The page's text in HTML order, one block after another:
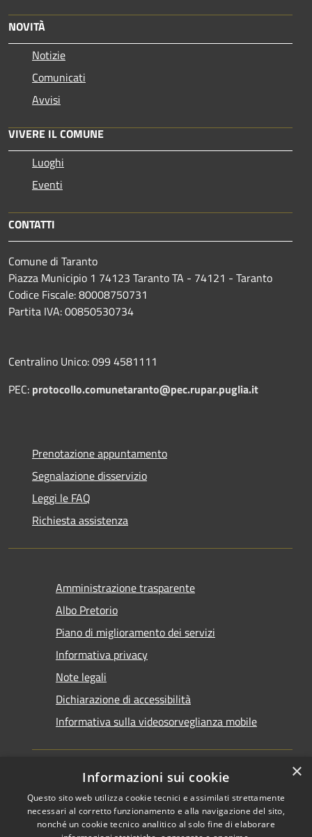
NOVITÀ
Notizie
Comunicati
Avvisi
VIVERE IL COMUNE
Luoghi
Eventi
CONTATTI
Comune di Taranto
Piazza Municipio 1 74123 Taranto TA - 74121 - Taranto
Codice Fiscale: 80008750731
Partita IVA: 00850530734
Centralino Unico: 099 4581111
PEC: protocollo.comunetaranto@pec.rupar.puglia.it
Prenotazione appuntamento
Segnalazione disservizio
Leggi le FAQ
Richiesta assistenza
Amministrazione trasparente
Albo Pretorio
Piano di miglioramento dei servizi
Informativa privacy
Note legali
Dichiarazione di accessibilità
Informativa sulla videosorveglianza mobile
RSS
Accessibilità
Copyright © 2026 • Comune di
Taranto • Powered by
×
Informazioni sui cookie
Questo sito web utilizza cookie tecnici e assimilati strettamente
necessari al corretto funzionamento e alla navigazione del sito,
nonché un cookie tecnico analitico al solo fine di elaborare